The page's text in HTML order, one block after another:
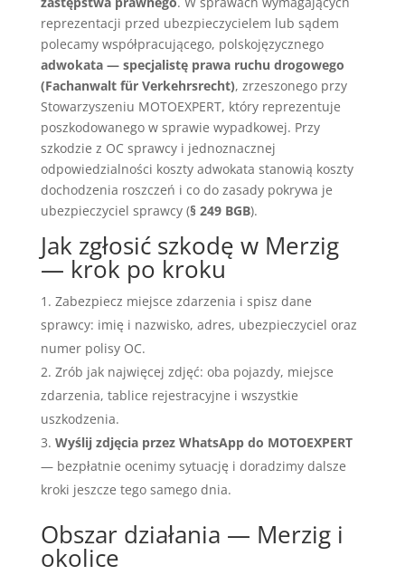
reprezentacji przed ubezpieczycielem lub sądem
polecamy współpracującego, polskojęzycznego
adwokata — specjalistę prawa ruchu drogowego
(Fachanwalt für Verkehrsrecht), zrzeszonego przy
Stowarzyszeniu MOTOEXPERT, który reprezentuje
poszkodowanego w sprawie wypadkowej. Przy
szkodzie z OC sprawcy i jednoznacznej
odpowiedzialności koszty adwokata stanowią koszty
dochodzenia roszczeń i co do zasady pokrywa je
ubezpieczyciel sprawcy (§ 249 BGB).
Jak zgłosić szkodę w Merzig
— krok po kroku
Zabezpiecz miejsce zdarzenia i spisz dane
sprawcy: imię i nazwisko, adres, ubezpieczyciel oraz
numer polisy OC.
Zrób jak najwięcej zdjęć: oba pojazdy, miejsce
zdarzenia, tablice rejestracyjne i wszystkie
uszkodzenia.
Wyślij zdjęcia przez WhatsApp do MOTOEXPERT
— bezpłatnie ocenimy sytuację i doradzimy dalsze
kroki jeszcze tego samego dnia.
Obszar działania — Merzig i
okolice